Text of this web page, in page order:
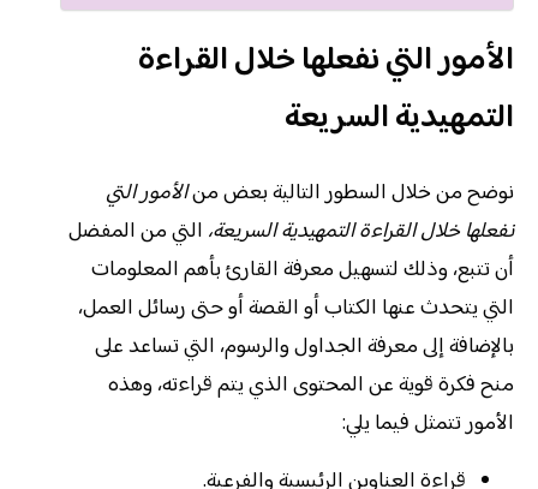
الأمور التي نفعلها خلال القراءة
التمهيدية السريعة
نوضح من خلال السطور التالية بعض منالأمور التي
نفعلها خلال القراءة التمهيدية السريعة، التي من المفضل
أن تتبع، وذلك لتسهيل معرفة القارئ بأهم المعلومات
التي يتحدث عنها الكتاب أو القصة أو حتى رسائل العمل،
بالإضافة إلى معرفة الجداول والرسوم، التي تساعد على
منح فكرة قوية عن المحتوى الذي يتم قراءته، وهذه
الأمور تتمثل فيما يلي: